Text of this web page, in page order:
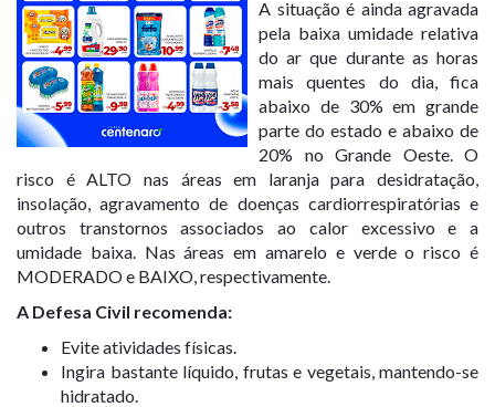
A situação é ainda agravada
pela baixa umidade relativa
do ar que durante as horas
mais quentes do dia, fica
abaixo de 30% em grande
parte do estado e abaixo de
20% no Grande Oeste. O
risco é ALTO nas áreas em laranja para desidratação,
insolação, agravamento de doenças cardiorrespiratórias e
outros transtornos associados ao calor excessivo e a
umidade baixa. Nas áreas em amarelo e verde o risco é
MODERADO e BAIXO, respectivamente.
A Defesa Civil recomenda:
Evite atividades físicas.
Ingira bastante líquido, frutas e vegetais, mantendo-se
hidratado.